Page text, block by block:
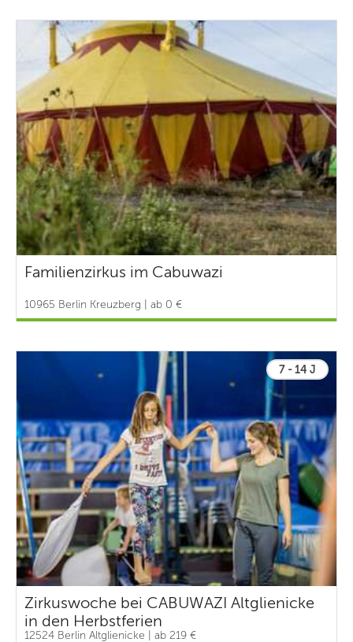
Familienzirkus im Cabuwazi
10965 Berlin Kreuzberg | ab 0 €
7 - 14 J
Zirkuswoche bei CABUWAZI Altglienicke
in den Herbstferien
12524 Berlin Altglienicke | ab 219 €